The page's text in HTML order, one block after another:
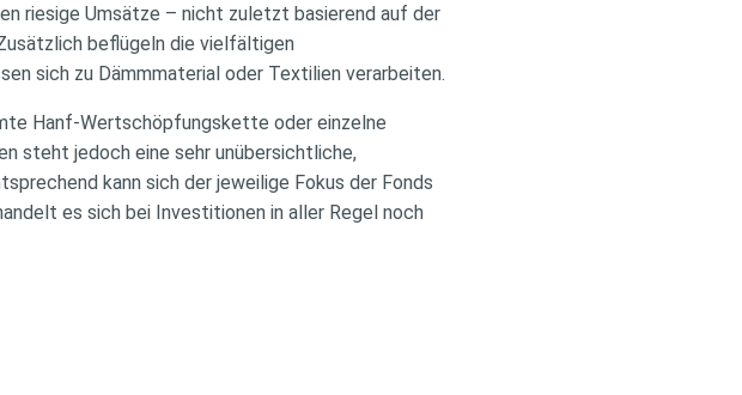
riesige Umsätze – nicht zuletzt basierend auf der
beflügeln die vielfältigen
sich zu Dämmmaterial oder Textilien verarbeiten.
Hanf-Wertschöpfungskette oder einzelne
steht jedoch eine sehr unübersichtliche,
kann sich der jeweilige Fokus der Fonds
es sich bei Investitionen in aller Regel noch